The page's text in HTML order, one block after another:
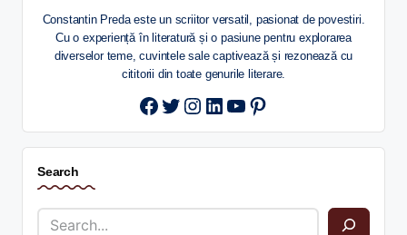
Constantin Preda este un scriitor versatil, pasionat de povestiri.
Cu o experiență în literatură și o pasiune pentru explorarea
diverselor teme, cuvintele sale captivează și rezonează cu
cititorii din toate genurile literare.
Twitter
Instagram
LinkedIn
YouTube
Pinterest
Search